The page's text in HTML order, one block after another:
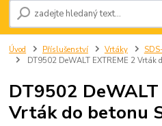
Úvod Příslušenství Vrtáky
DT9502 DeWALT EXTREME 2
DT9502 DeWALT
Vrták do betonu